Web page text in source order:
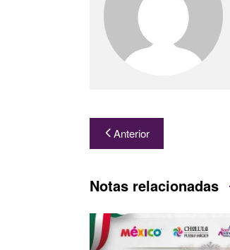
Navegación
de
entradas
Anterior
Notas relacionadas